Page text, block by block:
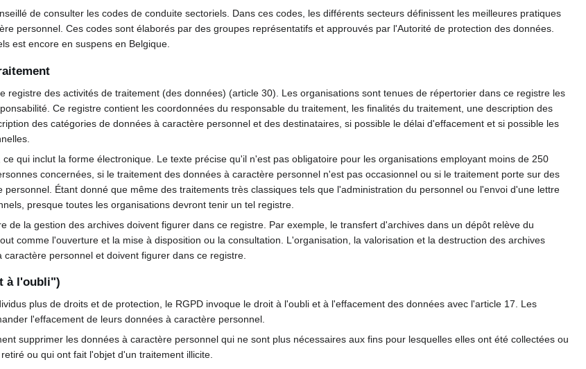
de consulter les codes de conduite sectoriels. Dans ces codes, les différents secteurs définissent les meilleures pratiques
personnel. Ces codes sont élaborés par des groupes représentatifs et approuvés par l'Autorité de protection des données.
est encore en suspens en Belgique.
registre des activités de traitement (des données) (article 30). Les organisations sont tenues de répertorier dans ce registre les
Ce registre contient les coordonnées du responsable du traitement, les finalités du traitement, une description des
des catégories de données à caractère personnel et des destinataires, si possible le délai d'effacement et si possible les
qui inclut la forme électronique. Le texte précise qu'il n'est pas obligatoire pour les organisations employant moins de 250
concernées, si le traitement des données à caractère personnel n'est pas occasionnel ou si le traitement porte sur des
Étant donné que même des traitements très classiques tels que l'administration du personnel ou l'envoi d'une lettre
presque toutes les organisations devront tenir un tel registre.
de la gestion des archives doivent figurer dans ce registre. Par exemple, le transfert d'archives dans un dépôt relève du
comme l'ouverture et la mise à disposition ou la consultation. L'organisation, la valorisation et la destruction des archives
personnel et doivent figurer dans ce registre.
à l'oubli")
plus de droits et de protection, le RGPD invoque le droit à l'oubli et à l'effacement des données avec l'article 17. Les
l'effacement de leurs données à caractère personnel.
supprimer les données à caractère personnel qui ne sont plus nécessaires aux fins pour lesquelles elles ont été collectées ou
ou qui ont fait l'objet d'un traitement illicite.